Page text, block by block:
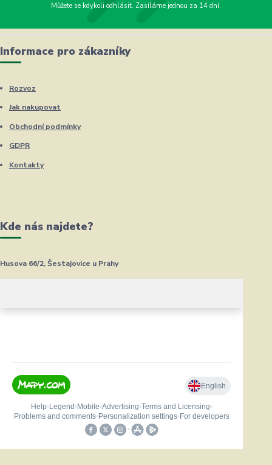
Můžete se kdykoli odhlásit. Zasíláme jednou za 14 dní.
Informace pro zákazníky
Rozvoz
Jak nakupovat
Obchodní podmínky
GDPR
Kontakty
Kde nás najdete?
Husova 66/2, Šestajovice u Prahy